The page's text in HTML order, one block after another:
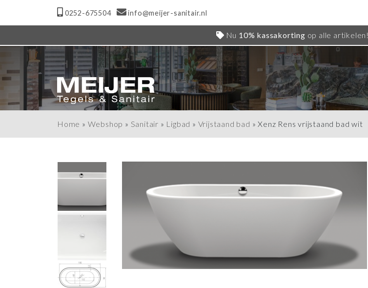
0252-675504 info@meijer-sanitair.nl
Nu 10% kassakorting op alle artikelen!
Home » Webshop » Sanitair » Ligbad » Vrijstaand bad »Xenz Rens vrijstaand bad wit